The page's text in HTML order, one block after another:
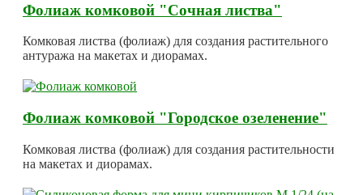
Фолиаж комковой "Сочная листва"
Комковая листва (фолиаж) для создания растительного
антуража на макетах и диорамах.
Фолиаж комковой "Городское озеленение"
Комковая листва (фолиаж) для создания растительности
на макетах и диорамах.